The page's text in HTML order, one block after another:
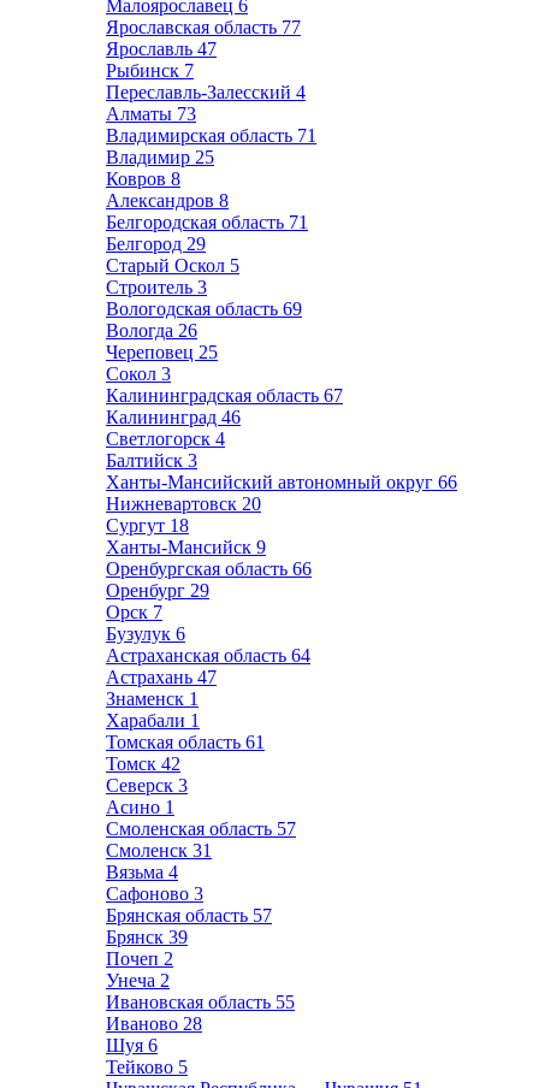
Малоярославец 6
Ярославская область 77
Ярославль 47
Рыбинск 7
Переславль-Залесский 4
Алматы 73
Владимирская область 71
Владимир 25
Ковров 8
Александров 8
Белгородская область 71
Белгород 29
Старый Оскол 5
Строитель 3
Вологодская область 69
Вологда 26
Череповец 25
Сокол 3
Калининградская область 67
Калининград 46
Светлогорск 4
Балтийск 3
Ханты-Мансийский автономный округ 66
Нижневартовск 20
Сургут 18
Ханты-Мансийск 9
Оренбургская область 66
Оренбург 29
Орск 7
Бузулук 6
Астраханская область 64
Астрахань 47
Знаменск 1
Харабали 1
Томская область 61
Томск 42
Северск 3
Асино 1
Смоленская область 57
Смоленск 31
Вязьма 4
Сафоново 3
Брянская область 57
Брянск 39
Почеп 2
Унеча 2
Ивановская область 55
Иваново 28
Шуя 6
Тейково 5